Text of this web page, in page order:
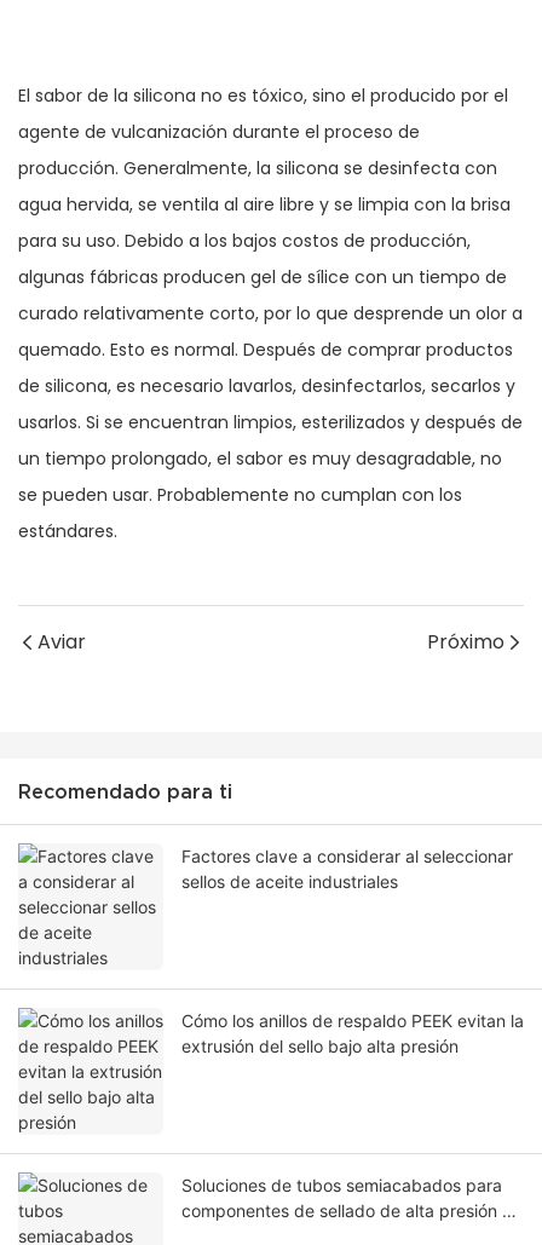
El sabor de la silicona no es tóxico, sino el producido por el
agente de vulcanización durante el proceso de
producción. Generalmente, la silicona se desinfecta con
agua hervida, se ventila al aire libre y se limpia con la brisa
para su uso. Debido a los bajos costos de producción,
algunas fábricas producen gel de sílice con un tiempo de
curado relativamente corto, por lo que desprende un olor a
quemado. Esto es normal. Después de comprar productos
de silicona, es necesario lavarlos, desinfectarlos, secarlos y
usarlos. Si se encuentran limpios, esterilizados y después de
un tiempo prolongado, el sabor es muy desagradable, no
se pueden usar. Probablemente no cumplan con los
estándares.
Aviar Próximo
Recomendado para ti
Factores clave a considerar al seleccionar
sellos de aceite industriales
Cómo los anillos de respaldo PEEK evitan la
extrusión del sello bajo alta presión
Soluciones de tubos semiacabados para
componentes de sellado de alta presión en